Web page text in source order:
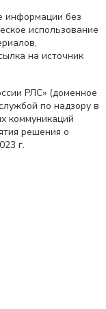
информации без
использование
на источник
РЛС» (доменное
по надзору в
коммуникаций
решения о
г.